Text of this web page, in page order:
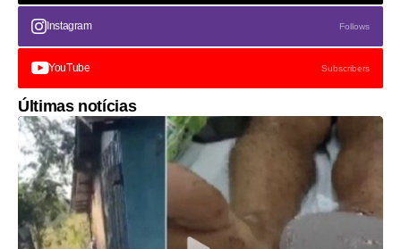
Instagram Follows
YouTube Subscribers
Últimas notícias